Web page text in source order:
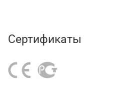
Сертификаты